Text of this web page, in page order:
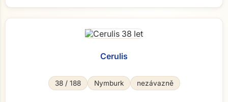
Cerulis
38 / 188 Nymburk nezávazně